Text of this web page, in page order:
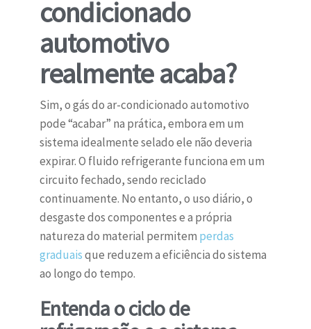
condicionado
automotivo
realmente acaba?
Sim, o gás do ar-condicionado automotivo
pode “acabar” na prática, embora em um
sistema idealmente selado ele não deveria
expirar. O fluido refrigerante funciona em um
circuito fechado, sendo reciclado
continuamente. No entanto, o uso diário, o
desgaste dos componentes e a própria
natureza do material permitem perdas
graduaisque reduzem a eficiência do sistema
ao longo do tempo.
Entenda o ciclo de